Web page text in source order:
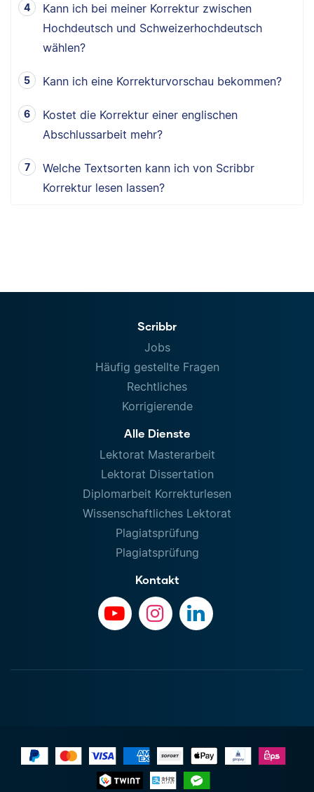
Kann ich bei meiner Korrektur zwischen
Hochdeutsch und Schweizerhochdeutsch
wählen?
Kann ich eine Korrekturvorschau bekommen?
Kostet die Korrektur einer englischen
Abschlussarbeit mehr?
Welche Textsorten kann ich von Scribbr
Korrektur lesen lassen?
Scribbr
Jobs
Häufig gestellte Fragen
Rechtliches
Korrigierende
Alle Dienste
Lektorat Masterarbeit
Lektorat Dissertation
Diplomarbeit Korrekturlesen
Wissenschaftliches Lektorat
Plagiatsprüfung
Plagiatsprüfung
Kontakt